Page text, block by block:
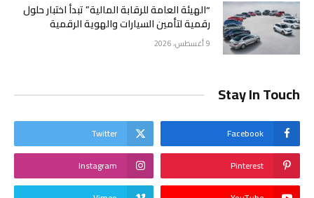
“الهيئة العامة للرقابة المالية” تبدأ اختبار حلول
رقمية لتأمين السيارات والهوية الرقمية
9 أغسطس، 2026
Stay In Touch
Facebook
Twitter
Pinterest
Instagram